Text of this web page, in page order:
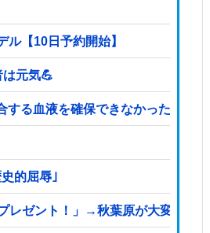
ル【10日予約開始】
元気💪
する血液を確保できなかった」※今
的屈辱｣
レゼント！」→秋葉原が大変なこ